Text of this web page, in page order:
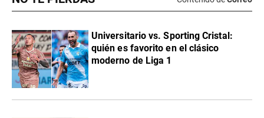
Universitario vs. Sporting Cristal:
quién es favorito en el clásico
moderno de Liga 1